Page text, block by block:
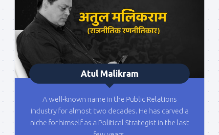
Atul Malikram
A well-known name in the Public Relations
industry for almost two decades. He has carved a
niche for himself as a Political Strategist in the last